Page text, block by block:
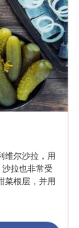
维尔沙拉，用
拉也非常受
菜根层，并用